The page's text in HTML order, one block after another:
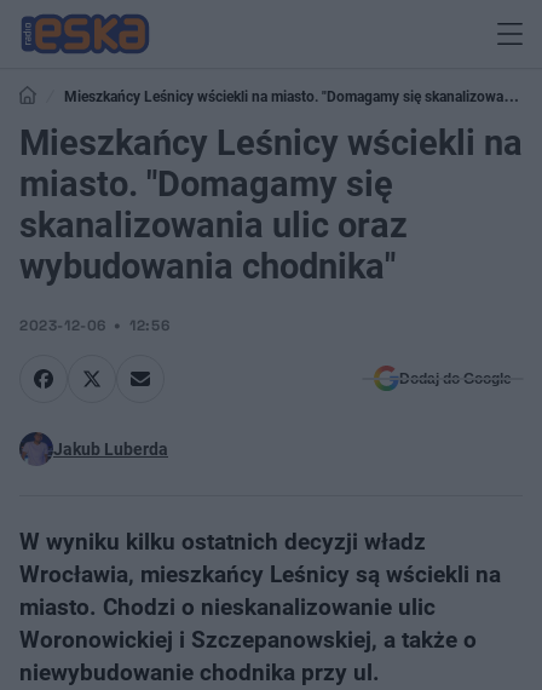
Mieszkańcy Leśnicy wściekli na miasto. "Domagamy się skanalizowania
ulic oraz wybudowania chodnika"
Mieszkańcy Leśnicy wściekli na
miasto. "Domagamy się
skanalizowania ulic oraz
wybudowania chodnika"
2023-12-06 12:56
Dodaj do Google
Jakub Luberda
W wyniku kilku ostatnich decyzji władz
Wrocławia, mieszkańcy Leśnicy są wściekli na
miasto. Chodzi o nieskanalizowanie ulic
Woronowickiej i Szczepanowskiej, a także o
niewybudowanie chodnika przy ul.